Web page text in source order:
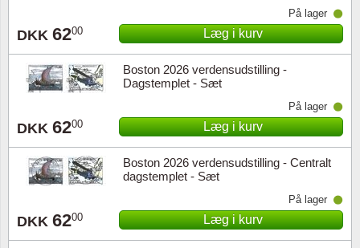
DKK 6200
På lager
Læg i kurv
Boston 2026 verdensudstilling -
Dagstemplet - Sæt
DKK 6200
På lager
Læg i kurv
Boston 2026 verdensudstilling - Centralt
dagstemplet - Sæt
DKK 6200
På lager
Læg i kurv